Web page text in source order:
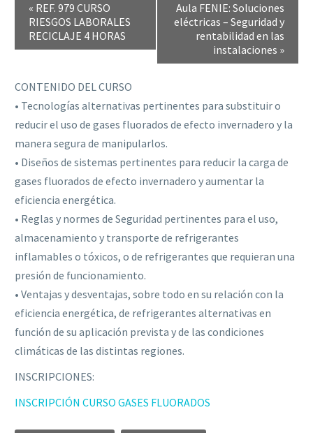
« REF. 979 CURSO
RIESGOS LABORALES
RECICLAJE 4 HORAS
Aula FENIE: Soluciones
eléctricas – Seguridad y
rentabilidad en las
instalaciones »
CONTENIDO DEL CURSO
• Tecnologías alternativas pertinentes para substituir o
reducir el uso de gases fluorados de efecto invernadero y la
manera segura de manipularlos.
• Diseños de sistemas pertinentes para reducir la carga de
gases fluorados de efecto invernadero y aumentar la
eficiencia energética.
• Reglas y normes de Seguridad pertinentes para el uso,
almacenamiento y transporte de refrigerantes
inflamables o tóxicos, o de refrigerantes que requieran una
presión de funcionamiento.
• Ventajas y desventajas, sobre todo en su relación con la
eficiencia energética, de refrigerantes alternativas en
función de su aplicación prevista y de las condiciones
climáticas de las distintas regiones.
INSCRIPCIONES:
INSCRIPCIÓN CURSO GASES FLUORADOS